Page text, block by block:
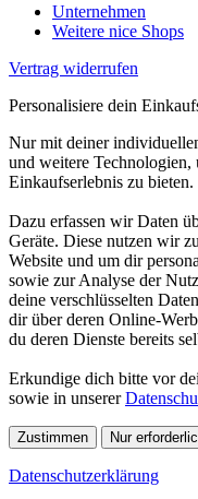
Unternehmen
Weitere nice Shops
Vertrag widerrufen
Personalisiere dein
Nur mit deiner
und weitere Technologien,
Einkaufserlebnis zu bieten.
Dazu erfassen wir Daten
Geräte. Diese nutzen wir
Website und um dir
sowie zur Analyse der
deine verschlüsselten
dir über deren Online-
du deren Dienste bereits
Erkundige dich bitte vor
sowie in unserer
Zustimmen Nur
Datenschutzerklärung